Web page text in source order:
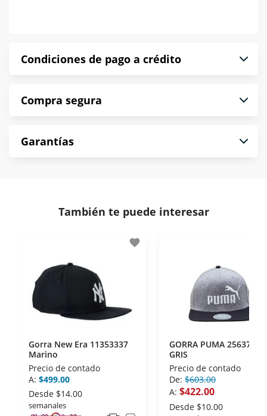
Condiciones de pago a crédito
puntualmente. Al finalizar tu compra generas el
*Sujeto a aprobación de crédito conforme a
norma de Muebles América.
Compra segura
compra es segura de principio a fin.
- Certificados de seguridad SSL y Encriptación 3D.
disposiciones legales y Códigos de Ética de la
- Nos encontramos en la lista de socios Activos de
la Asociación de Internet.MX.
Garantías
También te puede interesar
favorite
Gorra New Era 11353337
Marino
Precio de contado
A: $499.00
Desde $14.00
semanales
GORRA PUMA 2563701
GRIS
Precio de contado
De: $603.00
A: $422.00
Desde $10.00